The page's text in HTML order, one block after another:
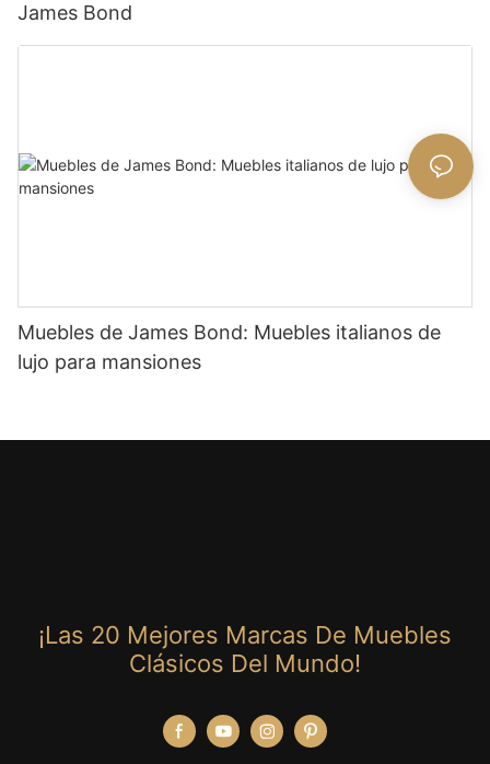
James Bond
Muebles de James Bond: Muebles italianos de
lujo para mansiones
¡Las 20 Mejores Marcas De Muebles
Clásicos Del Mundo!